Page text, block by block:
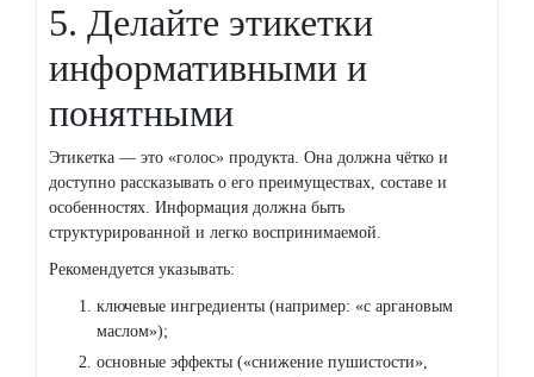
5. Делайте этикетки
информативными и
понятными
Этикетка — это «голос» продукта. Она должна чётко и
доступно рассказывать о его преимуществах, составе и
особенностях. Информация должна быть
структурированной и легко воспринимаемой.
Рекомендуется указывать:
ключевые ингредиенты (например: «с аргановым
маслом»);
основные эффекты («снижение пушистости»,